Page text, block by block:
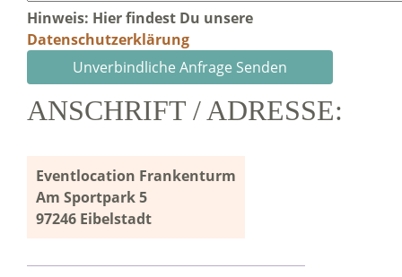
Hinweis: Hier findest Du unsere
Datenschutzerklärung
ANSCHRIFT / ADRESSE:
Eventlocation Frankenturm
Am Sportpark 5
97246 Eibelstadt